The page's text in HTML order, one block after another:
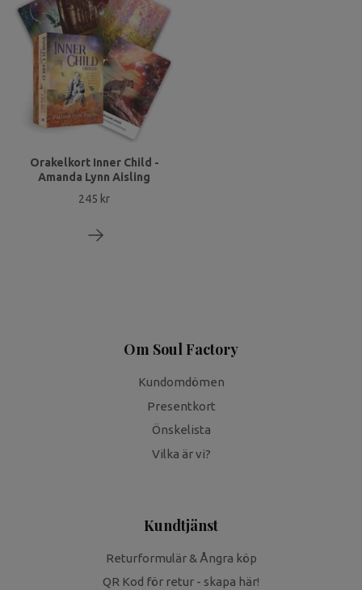
Orakelkort Inner Child -
Amanda Lynn Aisling
245 kr
Om Soul Factory
Kundomdömen
Presentkort
Önskelista
Vilka är vi?
Kundtjänst
Returformulär & Ångra köp
QR Kod för retur - skapa här!